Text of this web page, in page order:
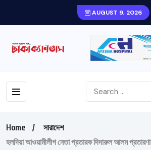
AUGUST 9, 2026
Home
সারাদেশ
হলদিয়া আওয়ামীলীগ নেতা প্রতারক দিদারুল আলম